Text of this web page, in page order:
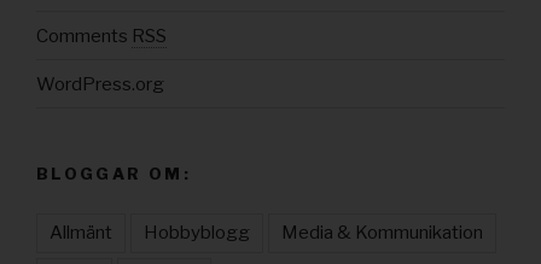
Comments RSS
WordPress.org
BLOGGAR OM:
Allmänt Hobbyblogg Media & Kommunikation